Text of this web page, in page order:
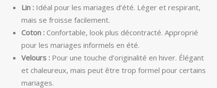
Lin : Idéal pour les mariages d’été. Léger et respirant,
mais se froisse facilement.
Coton : Confortable, look plus décontracté. Approprié
pour les mariages informels en été.
Velours : Pour une touche d’originalité en hiver. Élégant
et chaleureux, mais peut être trop formel pour certains
mariages.